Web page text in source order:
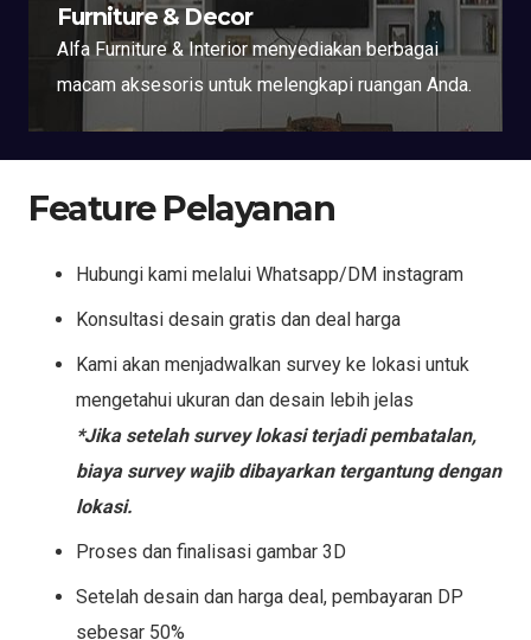
Furniture & Decor
Alfa Furniture & Interior menyediakan berbagai
macam aksesoris untuk melengkapi ruangan Anda.
Feature Pelayanan
Hubungi kami melalui Whatsapp/DM instagram
Konsultasi desain gratis dan deal harga
Kami akan menjadwalkan survey ke lokasi untuk
mengetahui ukuran dan desain lebih jelas
*Jika setelah survey lokasi terjadi pembatalan,
biaya survey wajib dibayarkan tergantung dengan
lokasi.
Proses dan finalisasi gambar 3D
Setelah desain dan harga deal, pembayaran DP
sebesar 50%